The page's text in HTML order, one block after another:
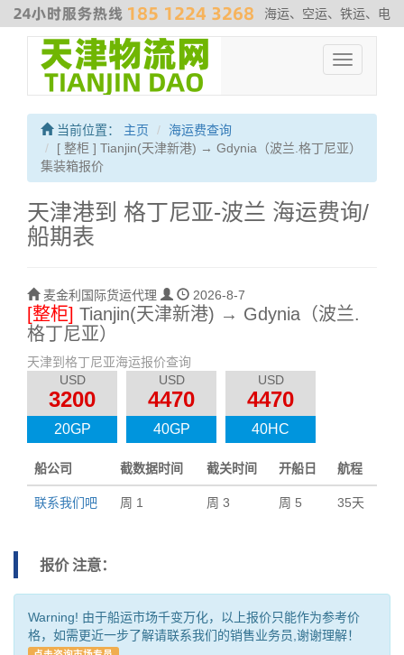
海运、空运、铁运、电
商物流、散杂货运输、危险品运输、拖车、报关、仓库内装#非洲专
线 #最新海运费走势 #伊朗海运专线
Toggle
navigation
当前位置： 主页
海运费查询
[ 整柜 ] Tianjin(天津新港) → Gdynia（波兰.格丁尼亚）
集装箱报价
天津港到 格丁尼亚-波兰 海运费询/
船期表
麦金利国际货运代理 2026-8-7
[整柜] Tianjin(天津新港) → Gdynia（波兰.
格丁尼亚）
天津到格丁尼亚海运报价查询
USD
3200
20GP
USD
4470
40GP
USD
4470
40HC
船公司 截数据时间 截关时间 开船日 航程
联系我们吧 周 1 周 3 周 5 35天
报价 注意：
Warning! 由于船运市场千变万化，以上报价只能作为参考价
格，如需更近一步了解请联系我们的销售业务员,谢谢理解！